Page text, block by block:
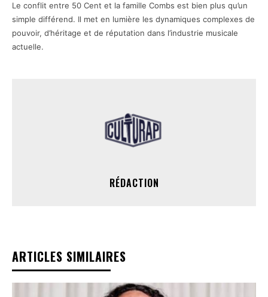
Le conflit entre 50 Cent et la famille Combs est bien plus qu’un
simple différend. Il met en lumière les dynamiques complexes de
pouvoir, d’héritage et de réputation dans l’industrie musicale
actuelle.
RÉDACTION
ARTICLES SIMILAIRES